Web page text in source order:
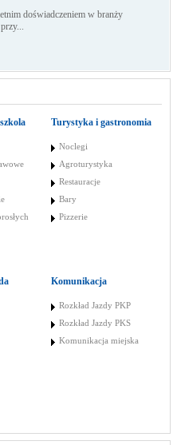
doświadczeniem w branży
Turystyka i gastronomia
Noclegi
Agroturystyka
Restauracje
Bary
Pizzerie
Komunikacja
Rozkład Jazdy PKP
Rozkład Jazdy PKS
Komunikacja miejska